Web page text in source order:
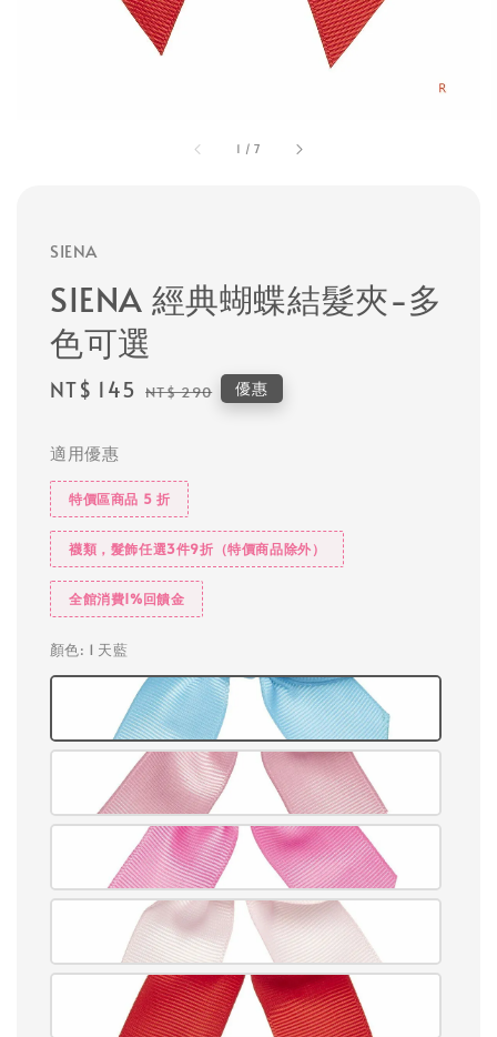
1 /7
SIENA
SIENA 經典蝴蝶結髮夾-多
色可選
Sale
NT$ 145 Regular
NT$ 290 優惠
適用優惠
特價區商品 5 折
襪類，髮飾任選3件9折（特價商品除外）
全館消費1%回饋金
顏色: 1 天藍